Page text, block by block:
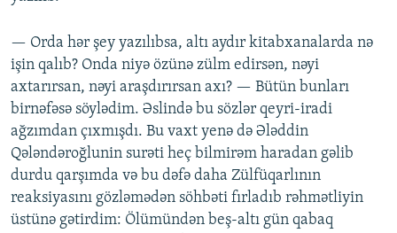
— Orda hər şey yazılıbsa, altı aydır kitabxanalarda nə
işin qalıb? Onda niyə özünə zülm edirsən, nəyi
axtarırsan, nəyi araşdırırsan axı? — Bütün bunları
birnəfəsə söylədim. Əslində bu sözlər qeyri-iradi
ağzımdan çıxmışdı. Bu vaxt yenə də Ələddin
Qələndəroğlunin surəti heç bilmirəm haradan gəlib
durdu qarşımda və bu dəfə daha Zülfüqarlının
reaksiyasını gözləmədən söhbəti fırladıb rəhmətliyin
üstünə gətirdim: Ölümündən beş-altı gün qabaq